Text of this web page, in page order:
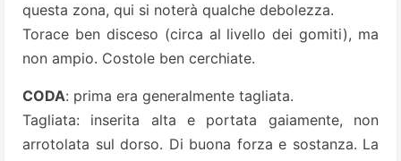
questa zona, qui si noterà qualche debolezza.
Torace ben disceso (circa al livello dei gomiti), ma
non ampio. Costole ben cerchiate.
CODA: prima era generalmente tagliata.
Tagliata: inserita alta e portata gaiamente, non
arrotolata sul dorso. Di buona forza e sostanza. La